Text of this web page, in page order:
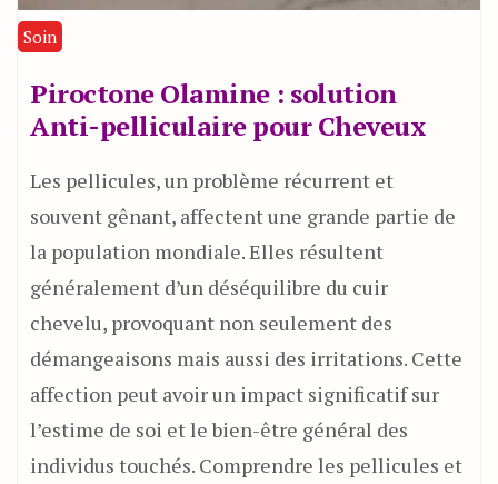
Soin
Piroctone Olamine : solution
Anti-pelliculaire pour Cheveux
Les pellicules, un problème récurrent et
souvent gênant, affectent une grande partie de
la population mondiale. Elles résultent
généralement d’un déséquilibre du cuir
chevelu, provoquant non seulement des
démangeaisons mais aussi des irritations. Cette
affection peut avoir un impact significatif sur
l’estime de soi et le bien-être général des
individus touchés. Comprendre les pellicules et